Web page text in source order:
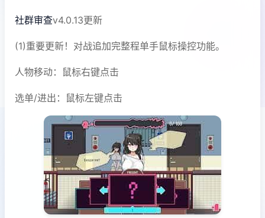
社群审查v4.0.13更新
(1)重要更新！对战追加完整程单手鼠标操控功能。
人物移动：鼠标右键点击
选单/进出：鼠标左键点击